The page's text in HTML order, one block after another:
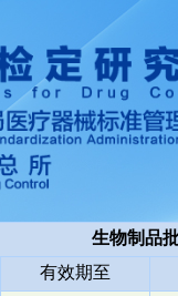
生物制品
有效期至